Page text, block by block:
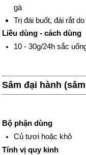
gà
Trị đái buốt, đái rắt
Liều dùng - cách dùng
10 - 30g/24h sắc
Sâm đại hành
Bộ phận dùng
Củ tươi hoặc khô
Tính vị quy kinh